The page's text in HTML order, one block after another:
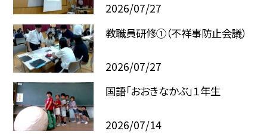
2026/07/27
教職員研修①（不祥事防止会議）
2026/07/27
国語「おおきなかぶ」１年生
2026/07/14